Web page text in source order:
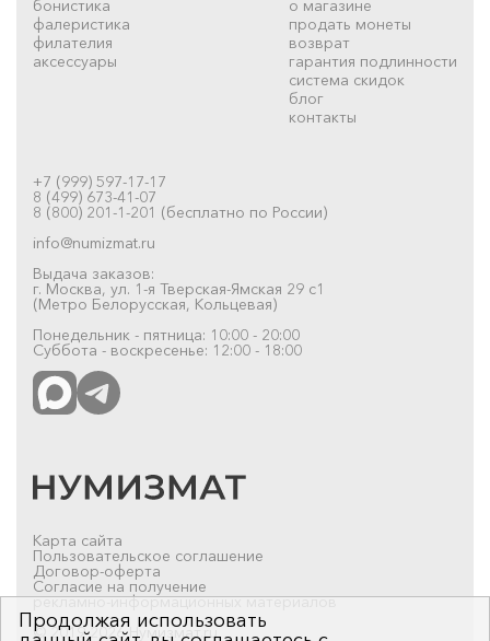
бонистика
фалеристика
филателия
аксессуары
о магазине
продать монеты
возврат
гарантия подлинности
система скидок
блог
контакты
+7 (999) 597-17-17
8 (499) 673-41-07
8 (800) 201-1-201 (бесплатно по России)
info@numizmat.ru
Выдача заказов:
г. Москва, ул. 1-я Тверская-Ямская 29 с1
(Метро Белорусская, Кольцевая)
Понедельник - пятница: 10:00 - 20:00
Суббота - воскресенье: 12:00 - 18:00
Карта сайта
Пользовательское соглашение
Договор-оферта
Согласие на получение
рекламно-информационных материалов
© 2019-2026 Нумизмат.ru
Продолжая использовать